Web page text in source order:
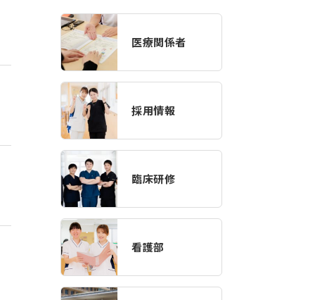
医療関係者
採用情報
臨床研修
看護部